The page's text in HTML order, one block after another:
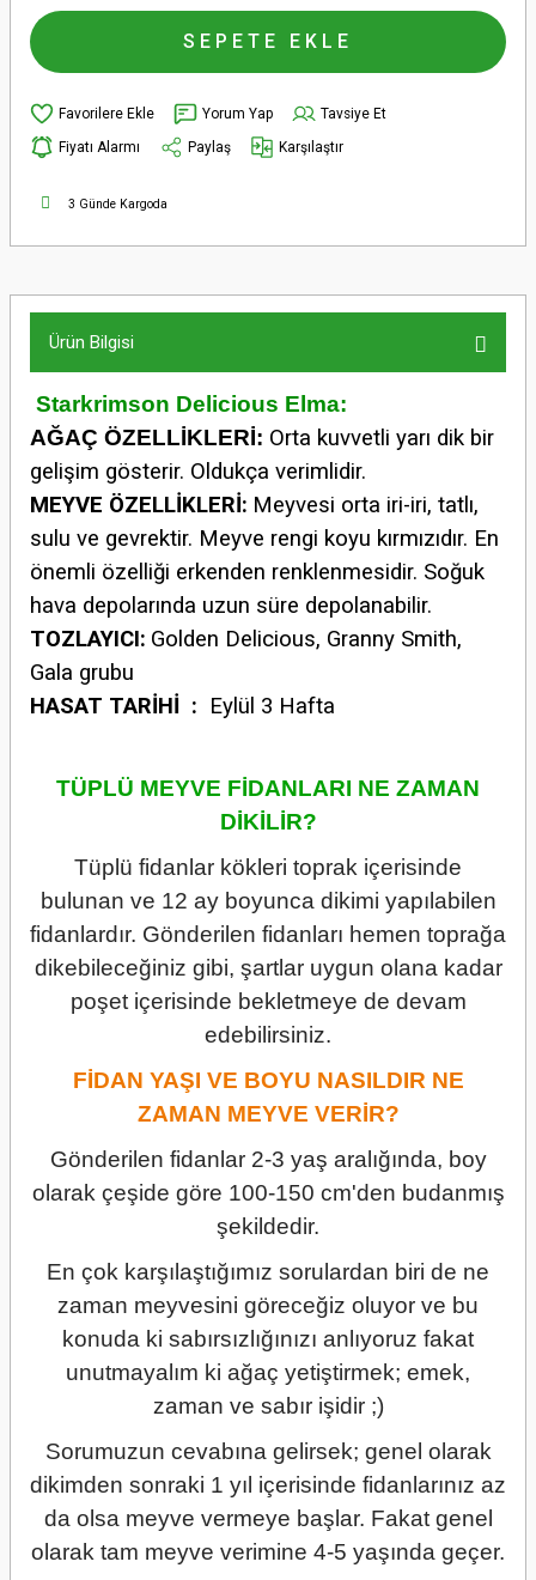
SEPETE EKLE
Yorum Yap
Tavsiye Et
Fiyatı Alarmı
Paylaş Karşılaştır
3 Günde Kargoda
Ürün Bilgisi
Starkrimson Delicious Elma:
AĞAÇ ÖZELLİKLERİ: Orta kuvvetli yarı dik bir
gelişim gösterir. Oldukça verimlidir.
MEYVE ÖZELLİKLERİ: Meyvesi orta iri-iri, tatlı,
sulu ve gevrektir. Meyve rengi koyu kırmızıdır. En
önemli özelliği erkenden renklenmesidir. Soğuk
hava depolarında uzun süre depolanabilir.
TOZLAYICI: Golden Delicious, Granny Smith,
Gala grubu
HASAT TARİHİ : Eylül 3 Hafta
TÜPLÜ MEYVE FİDANLARI NE ZAMAN
DİKİLİR?
Tüplü fidanlar kökleri toprak içerisinde
bulunan ve 12 ay boyunca dikimi yapılabilen
fidanlardır. Gönderilen fidanları hemen toprağa
dikebileceğiniz gibi, şartlar uygun olana kadar
poşet içerisinde bekletmeye de devam
edebilirsiniz.
FİDAN YAŞI VE BOYU NASILDIR NE
ZAMAN MEYVE VERİR?
Gönderilen fidanlar 2-3 yaş aralığında, boy
olarak çeşide göre 100-150 cm'den budanmış
şekildedir.
En çok karşılaştığımız sorulardan biri de ne
zaman meyvesini göreceğiz oluyor ve bu
konuda ki sabırsızlığınızı anlıyoruz fakat
unutmayalım ki ağaç yetiştirmek; emek,
zaman ve sabır işidir ;)
Sorumuzun cevabına gelirsek; genel olarak
dikimden sonraki 1 yıl içerisinde fidanlarınız az
da olsa meyve vermeye başlar. Fakat genel
olarak tam meyve verimine 4-5 yaşında geçer.